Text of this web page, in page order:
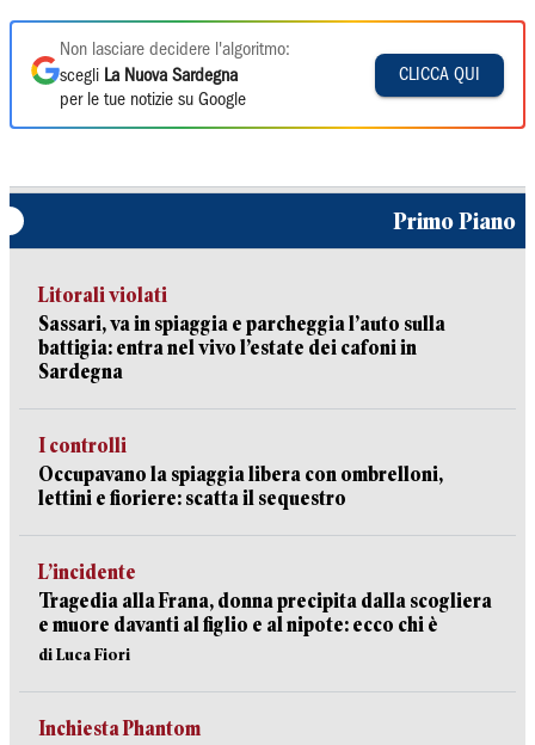
Non lasciare decidere l'algoritmo:
scegli La Nuova Sardegna
per le tue notizie su Google
CLICCA QUI
Primo Piano
Litorali violati
Sassari, va in spiaggia e parcheggia l’auto sulla
battigia: entra nel vivo l’estate dei cafoni in
Sardegna
I controlli
Occupavano la spiaggia libera con ombrelloni,
lettini e fioriere: scatta il sequestro
L’incidente
Tragedia alla Frana, donna precipita dalla scogliera
e muore davanti al figlio e al nipote: ecco chi è
di Luca Fiori
Inchiesta Phantom